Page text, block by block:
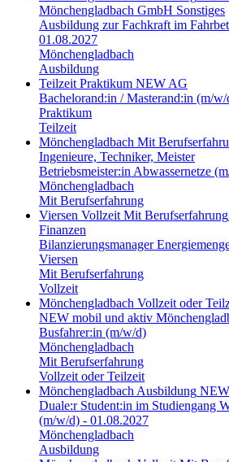
Mönchengladbach GmbH Sonstiges
Ausbildung zur Fachkraft im
01.08.2027
Mönchengladbach
Ausbildung
Teilzeit Praktikum NEW AG
Bachelorand:in / Masterand:in (m/w/
Praktikum
Teilzeit
Mönchengladbach Mit
Ingenieure, Techniker, Meister
Betriebsmeister:in Abwassernetze
Mönchengladbach
Mit Berufserfahrung
Viersen Vollzeit Mit Berufserfahrung
Finanzen
Bilanzierungsmanager
Viersen
Mit Berufserfahrung
Vollzeit
Mönchengladbach Vollzeit oder
NEW mobil und aktiv
Busfahrer:in (m/w/d)
Mönchengladbach
Mit Berufserfahrung
Vollzeit oder Teilzeit
Mönchengladbach Ausbildung
Duale:r Student:in im Studiengang
(m/w/d) - 01.08.2027
Mönchengladbach
Ausbildung